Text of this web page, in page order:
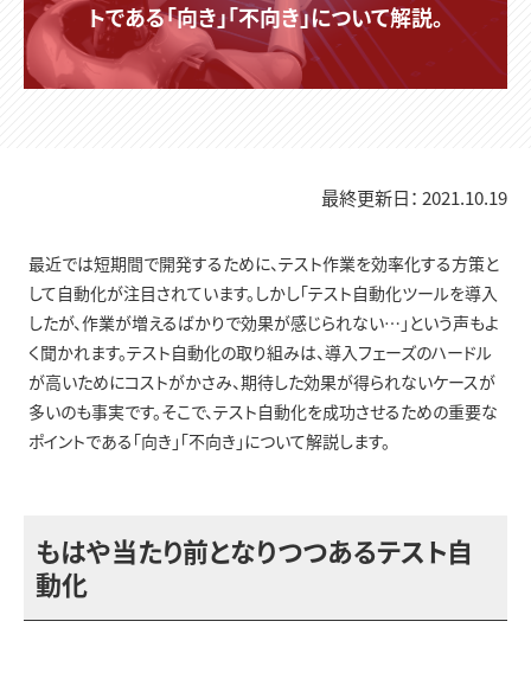
トである「向き」「不向き」について解説。
最終更新日： 2021.10.19
最近では短期間で開発するために、テスト作業を効率化する方策と
して自動化が注目されています。しかし「テスト自動化ツールを導入
したが、作業が増えるばかりで効果が感じられない…」という声もよ
く聞かれます。テスト自動化の取り組みは、導入フェーズのハードル
が高いためにコストがかさみ、期待した効果が得られないケースが
多いのも事実です。そこで、テスト自動化を成功させるための重要な
ポイントである「向き」「不向き」について解説します。
もはや当たり前となりつつあるテスト自
動化